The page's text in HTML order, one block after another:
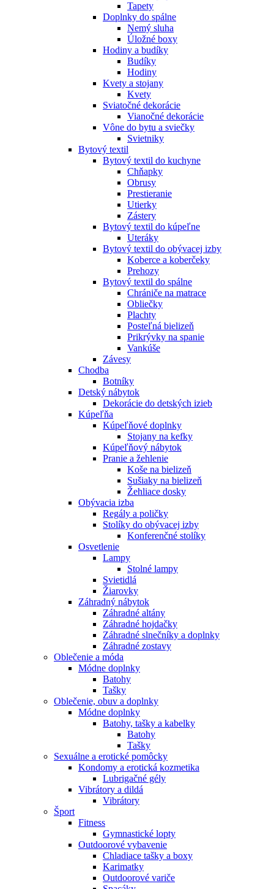
Tapety
Doplnky do spálne
Nemý sluha
Úložné boxy
Hodiny a budíky
Budíky
Hodiny
Kvety a stojany
Kvety
Sviatočné dekorácie
Vianočné dekorácie
Vône do bytu a sviečky
Svietniky
Bytový textil
Bytový textil do kuchyne
Chňapky
Obrusy
Prestieranie
Utierky
Zástery
Bytový textil do kúpeľne
Uteráky
Bytový textil do obývacej izby
Koberce a koberčeky
Prehozy
Bytový textil do spálne
Chrániče na matrace
Obliečky
Plachty
Posteľná bielizeň
Prikrývky na spanie
Vankúše
Závesy
Chodba
Botníky
Detský nábytok
Dekorácie do detských izieb
Kúpeľňa
Kúpeľňové doplnky
Stojany na kefky
Kúpeľňový nábytok
Pranie a žehlenie
Koše na bielizeň
Sušiaky na bielizeň
Žehliace dosky
Obývacia izba
Regály a poličky
Stolíky do obývacej izby
Konferenčné stolíky
Osvetlenie
Lampy
Stolné lampy
Svietidlá
Žiarovky
Záhradný nábytok
Záhradné altány
Záhradné hojdačky
Záhradné slnečníky a doplnky
Záhradné zostavy
Oblečenie a móda
Módne doplnky
Batohy
Tašky
Oblečenie, obuv a doplnky
Módne doplnky
Batohy, tašky a kabelky
Batohy
Tašky
Sexuálne a erotické pomôcky
Kondomy a erotická kozmetika
Lubrigačné gély
Vibrátory a dildá
Vibrátory
Šport
Fitness
Gymnastické lopty
Outdoorové vybavenie
Chladiace tašky a boxy
Karimatky
Outdoorové variče